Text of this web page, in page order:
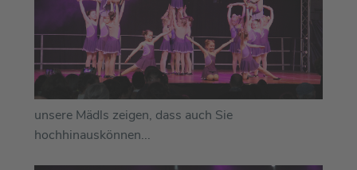
unsere Mädls zeigen, dass auch Sie
hochhinauskönnen...